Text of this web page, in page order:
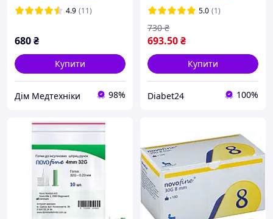
4.9 (11)
680₴
Купити
Дім Медтехніки 98%
5.0 (1)
693.50₴
730 ₴
Купити
Diabet24 100%